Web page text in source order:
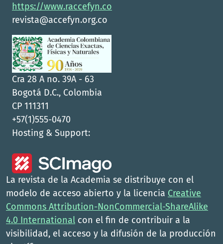
https://www.raccefyn.co
revista@accefyn.org.co
Cra 28 A no. 39A - 63
Bogotá D.C., Colombia
CP 111311
+57(1)555-0470
Hosting & Support:
La revista de la Academia se distribuye con el
modelo de acceso abierto y la licencia Creative
Commons Attribution-NonCommercial-ShareAlike
4.0 International con el fin de contribuir a la
visibilidad, el acceso y la difusión de la producción